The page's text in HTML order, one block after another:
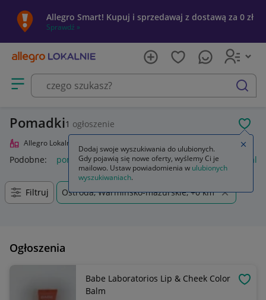
Allegro Smart! Kupuj i sprzedawaj z dostawą za 0 zł
Sprawdź »
Otwórz menu z kategoriami
szukaj
Pomadki1 ogłoszenie
Allegro Lokalnie
Podobne: pomadka pomadka maybelline pomadka loreal
Filtruj Ostróda, Warmińsko-mazurskie, +0 km
Ogłoszenia
Babe Laboratorios Lip & Cheek Color
Balm
Dodaj swoje wyszukiwania do ulubionych.
Gdy pojawią się nowe oferty, wyślemy Ci je
mailowo. Ustaw powiadomienia w ulubionych
wyszukiwaniach.